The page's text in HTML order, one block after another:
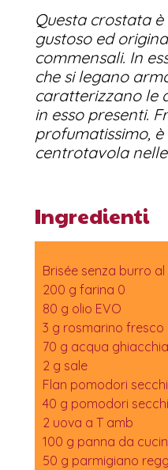
Questa crostata
gustoso ed
commensali. In
che si legano
caratterizzano le
in esso presenti.
profumatissimo,
centrotavola
Ingredienti
Brisée senza burro
200 g farina 0
80 g olio EVO
3 g rosmarino fresco
70 g acqua
2 g sale
Flan pomodori
40 g pomodori
2 uova a T amb
100 g panna da
50 g parmigiano